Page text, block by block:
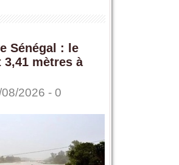
Sénégal : le
mètres à
08/2026 - 0